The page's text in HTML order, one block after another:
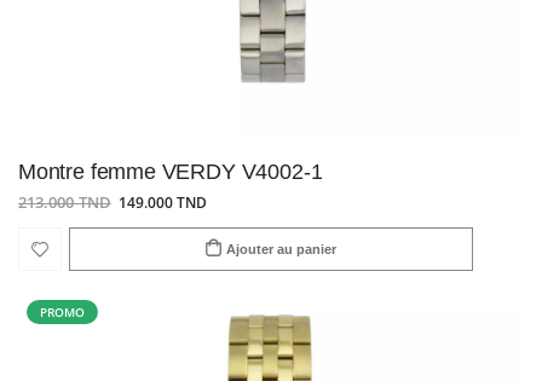
Montre femme VERDY V4002-1
213.000 TND 149.000 TND
Ajouter au panier
PROMO